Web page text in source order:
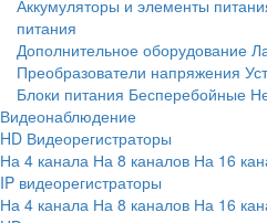
Аккумуляторы и элементы
питания
Дополнительное оборудование
Преобразователи напряжения
Блоки питания Бесперебойные
Видеонаблюдение
HD Видеорегистраторы
На 4 канала На 8 каналов На 16
IP видеорегистраторы
На 4 канала На 8 каналов На 16